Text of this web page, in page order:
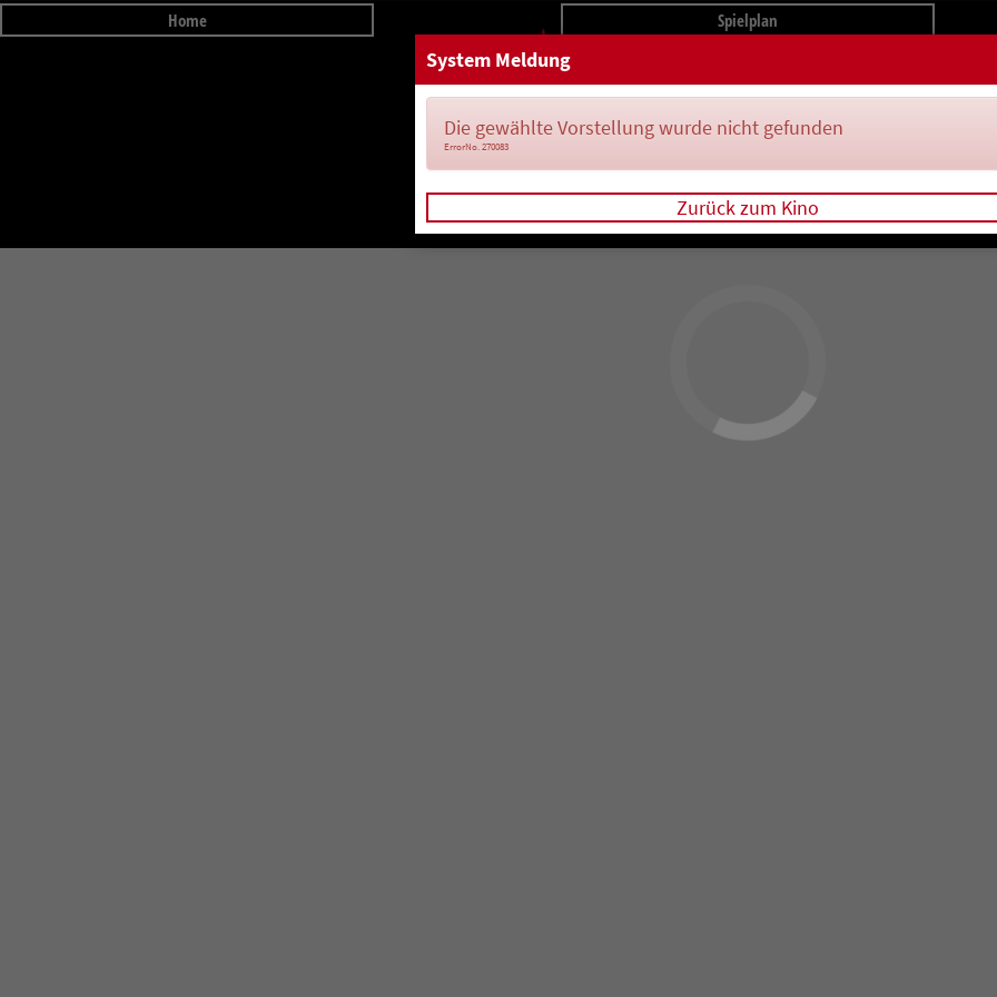
Spielplan
Home
System Meldung
Die gewählte Vorstellung wurde nicht gefunden
ErrorNo. 270083
Zurück zum Kino